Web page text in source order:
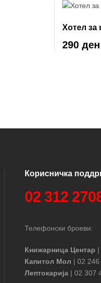
Хотел за
290 ден
Корисничка
02 312
Телефонски броеви:
Книжарница Центар |
Капитол Мол | 02 246
Лептокарија | 02 307